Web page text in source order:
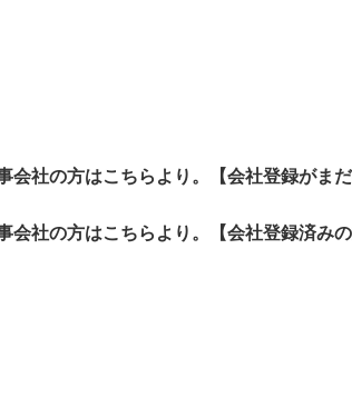
会社の方はこちらより。【会社登録がまだ
会社の方はこちらより。 【会社登録済みの